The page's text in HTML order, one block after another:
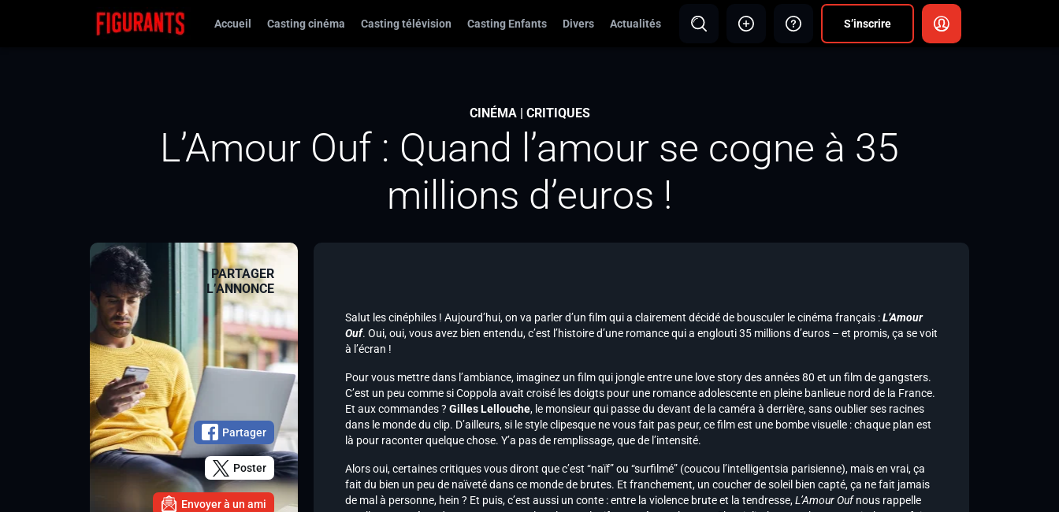
Accueil Casting cinéma Casting télévision Casting Enfants Divers Actualités S’inscrire
CINÉMA | CRITIQUES
L’Amour Ouf : Quand l’amour se cogne à 35
millions d’euros !
PARTAGER
L’ANNONCE
Partager
Poster
Envoyer à un ami
Salut les cinéphiles ! Aujourd’hui, on va parler d’un film qui a clairement décidé de bousculer le cinéma français :L’Amour
Ouf. Oui, oui, vous avez bien entendu, c’est l’histoire d’une romance qui a englouti 35 millions d’euros – et promis, ça se voit
à l’écran !
Pour vous mettre dans l’ambiance, imaginez un film qui jongle entre une love story des années 80 et un film de gangsters.
C’est un peu comme si Coppola avait croisé les doigts pour une romance adolescente en pleine banlieue nord de la France.
Et aux commandes ? Gilles Lellouche, le monsieur qui passe du devant de la caméra à derrière, sans oublier ses racines
dans le monde du clip. D’ailleurs, si le style clipesque ne vous fait pas peur, ce film est une bombe visuelle : chaque plan est
là pour raconter quelque chose. Y’a pas de remplissage, que de l’intensité.
Alors oui, certaines critiques vous diront que c’est “naïf” ou “surfilmé” (coucou l’intelligentsia parisienne), mais en vrai, ça
fait du bien un peu de naïveté dans ce monde de brutes. Et franchement, un coucher de soleil bien capté, ça ne fait jamais
de mal à personne, hein ? Et puis, c’est aussi un conte : entre la violence brute et la tendresse,L’Amour Oufnous rappelle